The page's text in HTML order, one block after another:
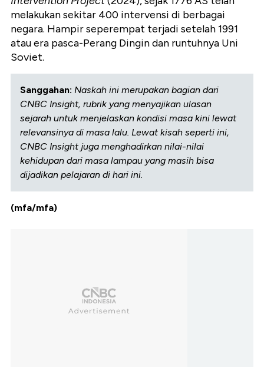
melakukan sekitar 400 intervensi di berbagai
negara. Hampir seperempat terjadi setelah 1991
atau era pasca-Perang Dingin dan runtuhnya Uni
Soviet.
Sanggahan: Naskah ini merupakan bagian dari
CNBC Insight, rubrik yang menyajikan ulasan
sejarah untuk menjelaskan kondisi masa kini lewat
relevansinya di masa lalu. Lewat kisah seperti ini,
CNBC Insight juga menghadirkan nilai-nilai
kehidupan dari masa lampau yang masih bisa
dijadikan pelajaran di hari ini.
(mfa/mfa)